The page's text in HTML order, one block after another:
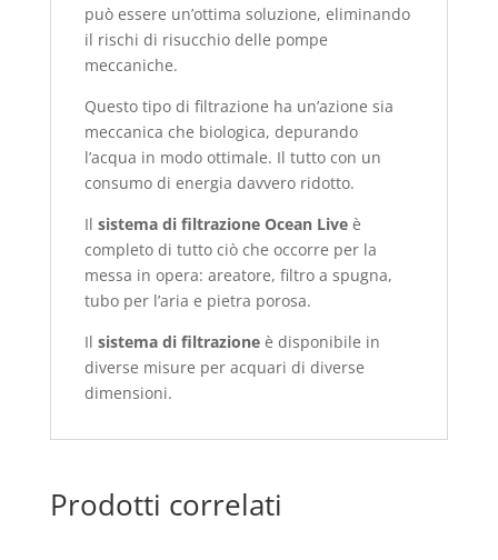
può essere un’ottima soluzione, eliminando
il rischi di risucchio delle pompe
meccaniche.
Questo tipo di filtrazione ha un’azione sia
meccanica che biologica, depurando
l’acqua in modo ottimale. Il tutto con un
consumo di energia davvero ridotto.
Il sistema di filtrazione Ocean Liveè
completo di tutto ciò che occorre per la
messa in opera: areatore, filtro a spugna,
tubo per l’aria e pietra porosa.
Il sistema di filtrazioneè disponibile in
diverse misure per acquari di diverse
dimensioni.
Prodotti correlati